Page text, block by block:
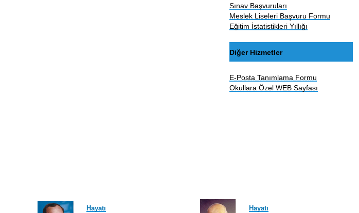
Sınav Başvuruları
Meslek Liseleri Başvuru Formu
Eğitim İstatistikleri Yıllığı
Diğer Hizmetler
E-Posta Tanımlama Formu
Okullara Özel WEB Sayfası
Hayatı Hayatı